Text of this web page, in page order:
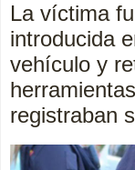
La víctima
introducida
vehículo y
registraban